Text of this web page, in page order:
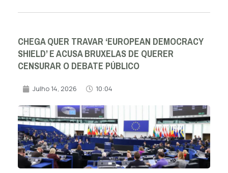
CHEGA QUER TRAVAR ‘EUROPEAN DEMOCRACY
SHIELD’ E ACUSA BRUXELAS DE QUERER
CENSURAR O DEBATE PÚBLICO
Julho 14, 2026 10:04